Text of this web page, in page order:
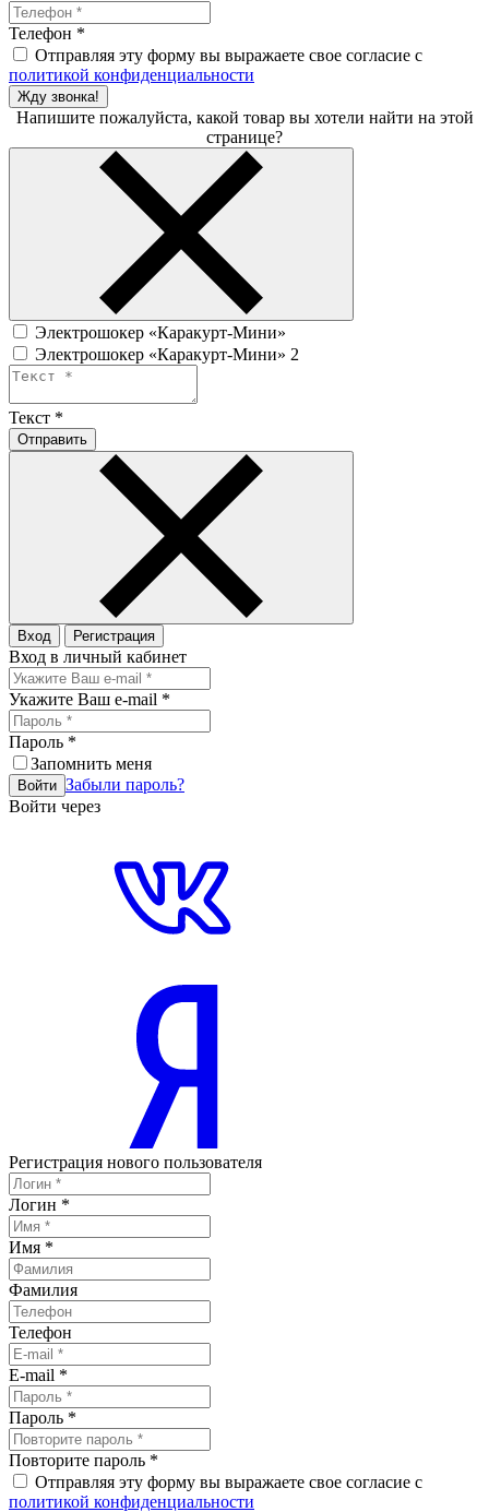
Телефон *
Отправляя эту форму вы выражаете свое согласие с
политикой конфиденциальности
Жду звонка!
Напишите пожалуйста, какой товар вы хотели найти на этой
странице?
Электрошокер «Каракурт-Мини»
Электрошокер «Каракурт-Мини» 2
Текст *
Отправить
Вход Регистрация
Вход в личный кабинет
Укажите Ваш e-mail *
Пароль *
Запомнить меня
Войти Забыли пароль?
Войти через
Регистрация нового пользователя
Логин *
Имя *
Фамилия
Телефон
E-mail *
Пароль *
Повторите пароль *
Отправляя эту форму вы выражаете свое согласие с
политикой конфиденциальности